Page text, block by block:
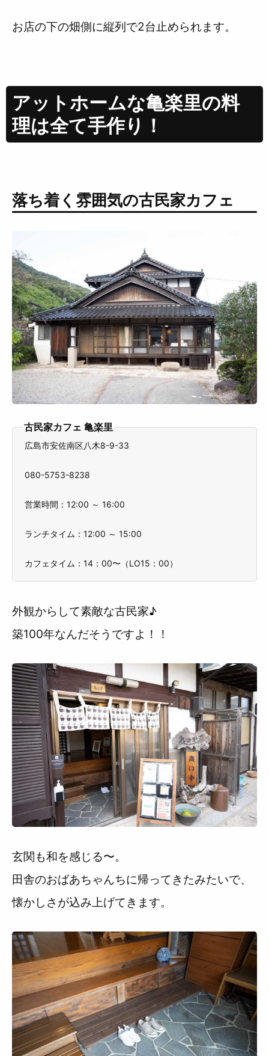
お店の下の畑側に縦列で2台止められます。
アットホームな亀楽里の料
理は全て手作り！
落ち着く雰囲気の古民家カフェ
古民家カフェ 亀楽里
広島市安佐南区八木8-9-33
080-5753-8238
営業時間：12:00 ～ 16:00
ランチタイム：12:00 ～ 15:00
カフェタイム：14：00〜（LO15：00）
外観からして素敵な古民家♪
築100年なんだそうですよ！！
玄関も和を感じる〜。
田舎のおばあちゃんちに帰ってきたみたいで、
懐かしさが込み上げてきます。